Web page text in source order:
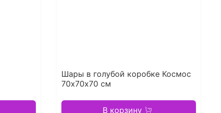
Шары в голубой коробке Космос
70х70х70 см
В корзину